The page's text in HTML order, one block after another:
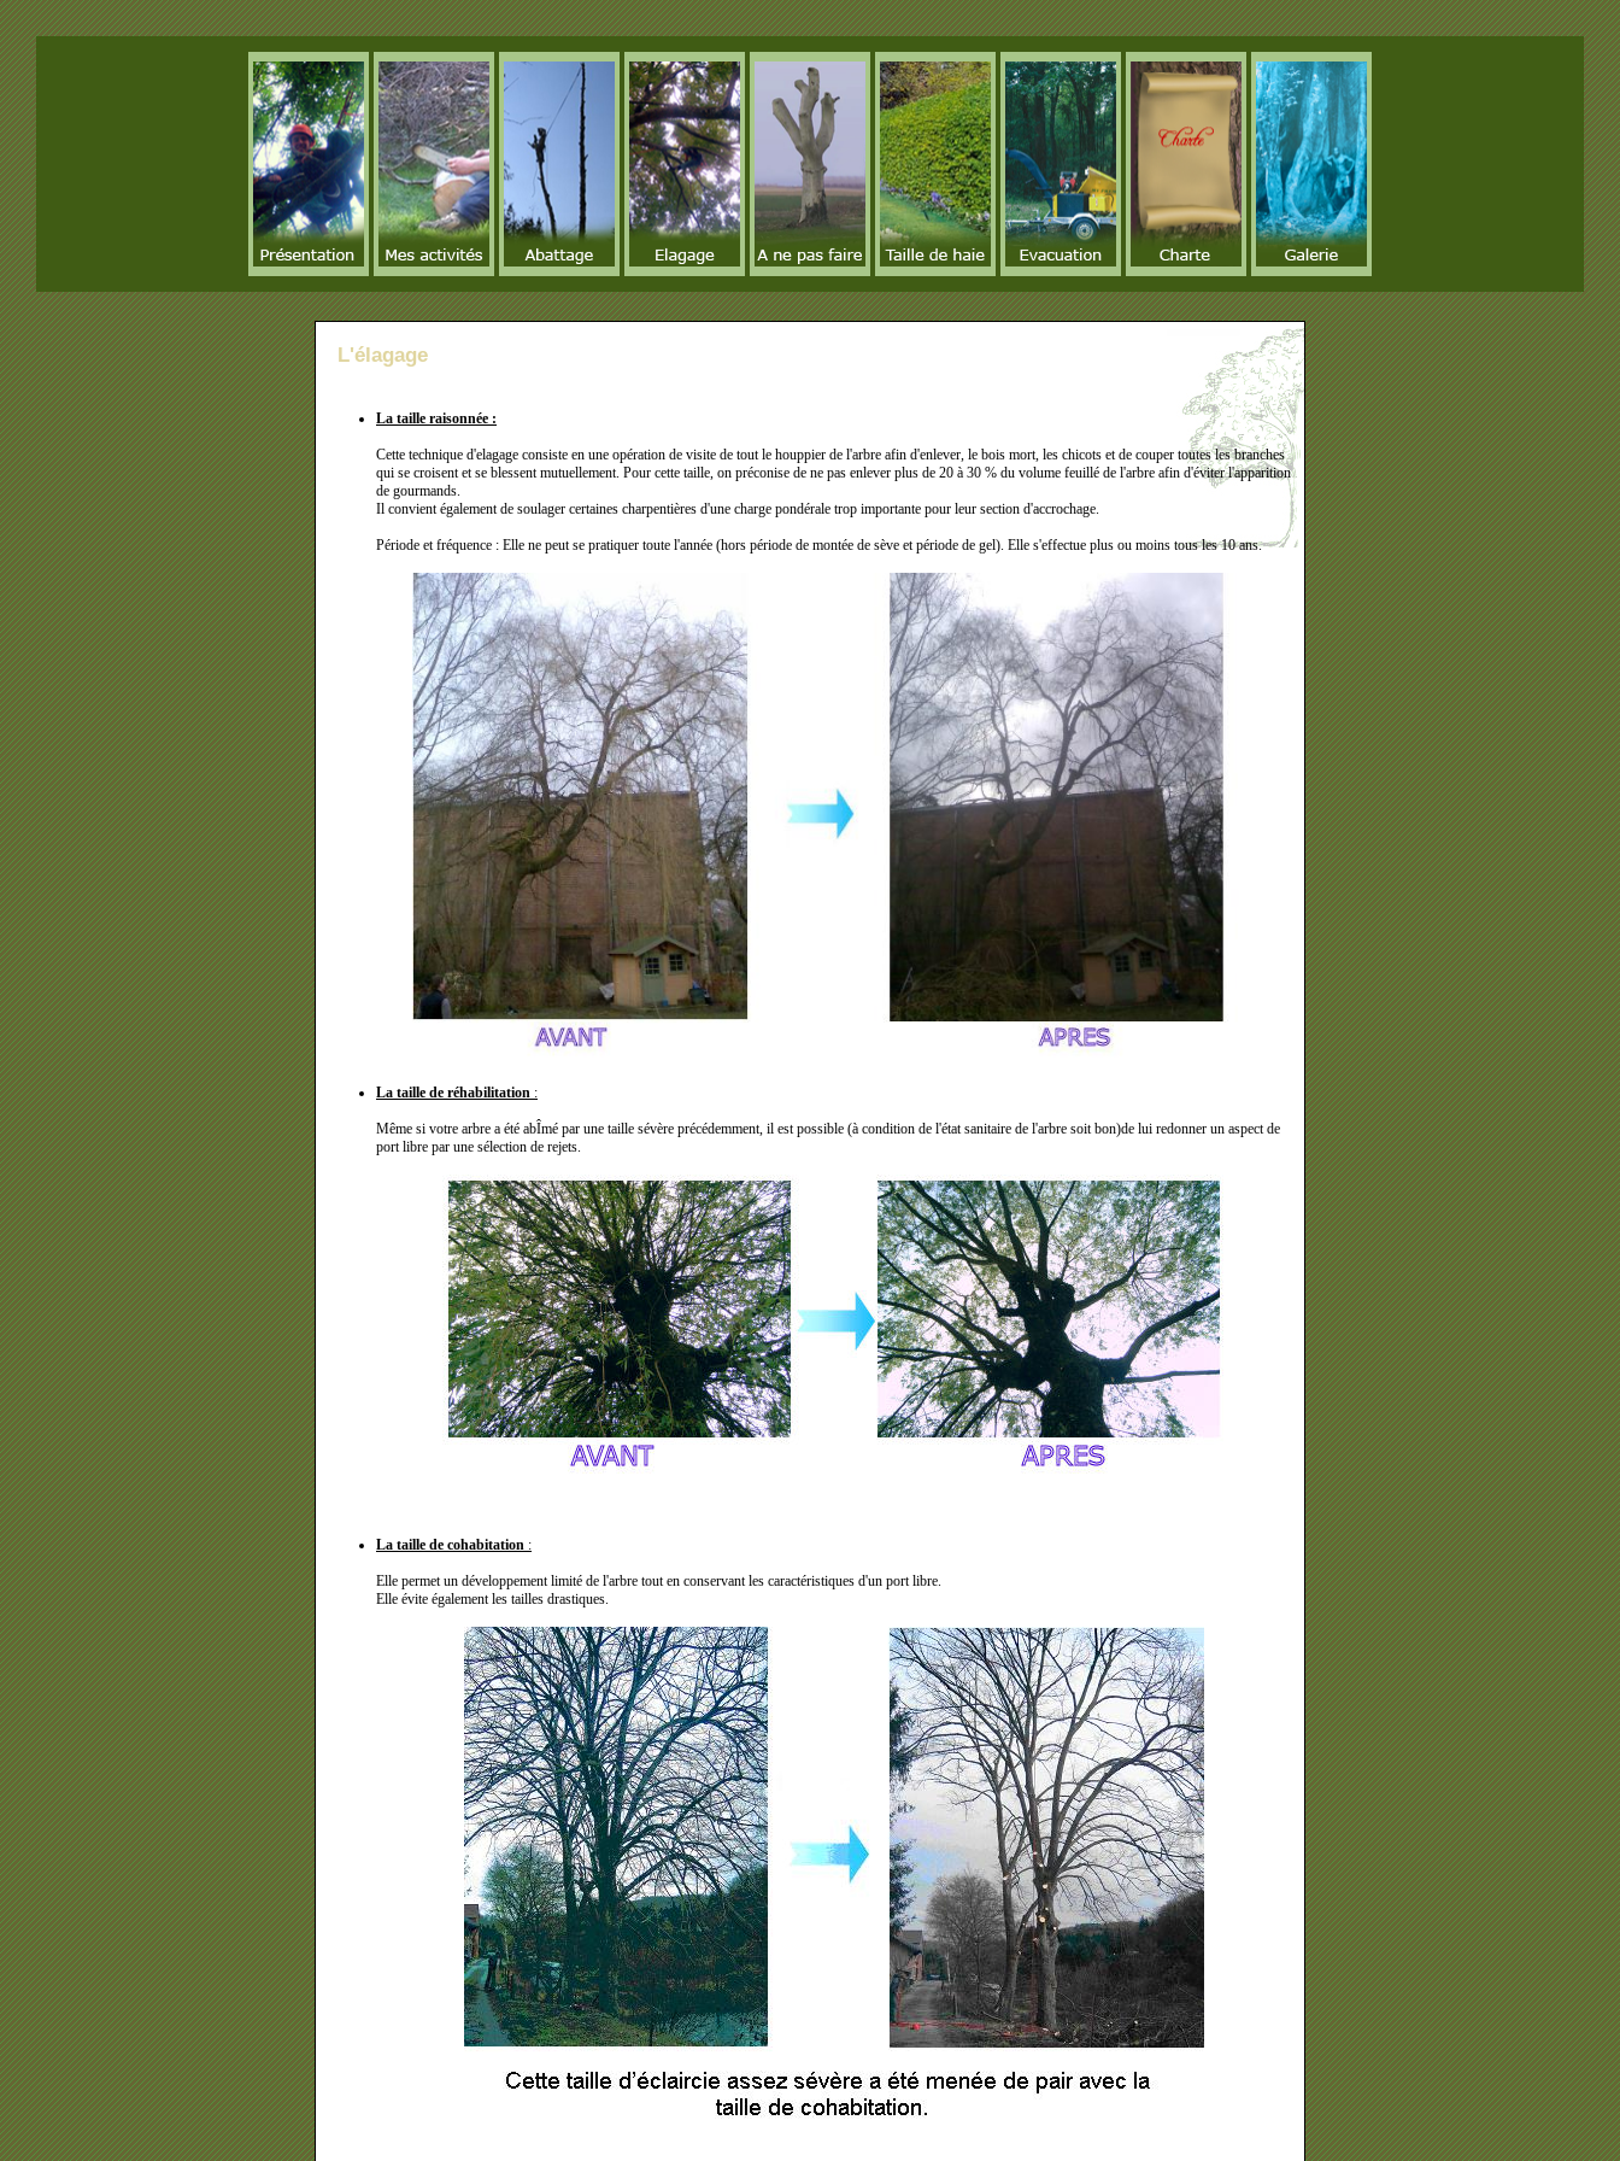
L'élagage
La taille raisonnée :
Cette technique d'elagage consiste en une opération de visite de tout le houppier de l'arbre afin d'enlever, le bois mort, les chicots et de couper toutes les branches
qui se croisent et se blessent mutuellement. Pour cette taille, on préconise de ne pas enlever plus de 20 à 30 % du volume feuillé de l'arbre afin d'éviter l'apparition
de gourmands.
Il convient également de soulager certaines charpentières d'une charge pondérale trop importante pour leur section d'accrochage.
Période et fréquence : Elle ne peut se pratiquer toute l'année (hors période de montée de sève et période de gel). Elle s'effectue plus ou moins tous les 10 ans.
La taille de réhabilitation :
Même si votre arbre a été abÎmé par une taille sévère précédemment, il est possible (à condition de l'état sanitaire de l'arbre soit bon)de lui redonner un aspect de
port libre par une sélection de rejets.
La taille de cohabitation :
Elle permet un développement limité de l'arbre tout en conservant les caractéristiques d'un port libre.
Elle évite également les tailles drastiques.